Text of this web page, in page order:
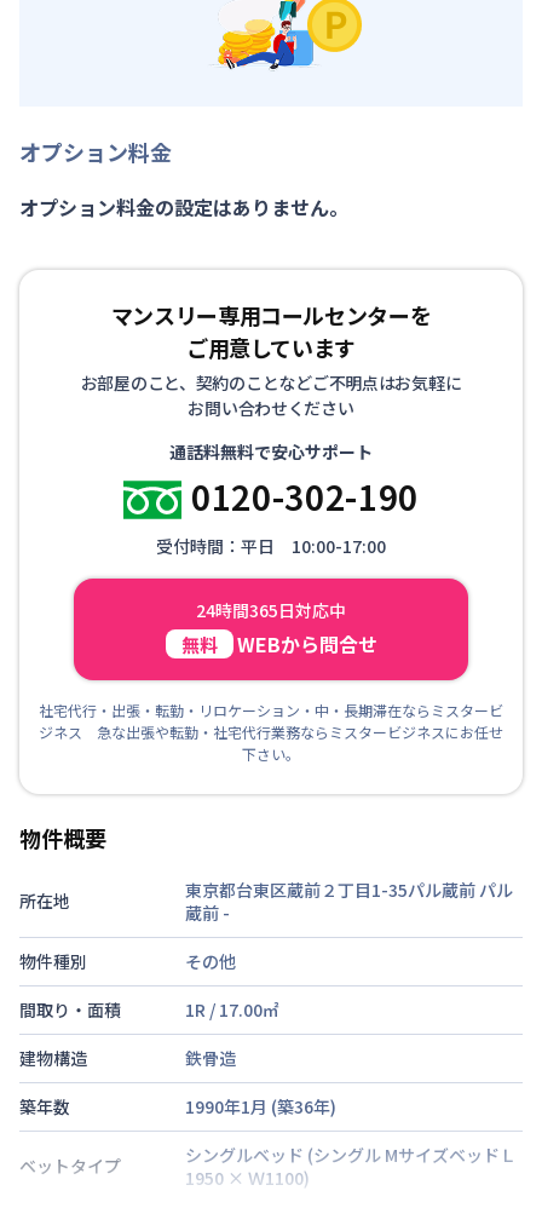
オプション料金
オプション料金の設定はありません。
マンスリー専用コールセンターを
ご用意しています
お部屋のこと、契約のことなどご不明点はお気軽に
お問い合わせください
通話料無料で安心サポート
0120-302-190
受付時間：平日 10:00-17:00
24時間365日対応中
無料 WEBから問合せ
社宅代行・出張・転勤・リロケーション・中・長期滞在ならミスタービ
ジネス 急な出張や転勤・社宅代行業務ならミスタービジネスにお任せ
下さい。
物件概要
所在地
東京都台東区蔵前２丁目1-35パル蔵前 パル
蔵前 -
物件種別
その他
間取り・面積
1R / 17.00㎡
建物構造
鉄骨造
築年数
1990年1月 (築36年)
ベットタイプ シングルベッド (シングル MサイズベッドＬ
1950 × Ｗ1100)